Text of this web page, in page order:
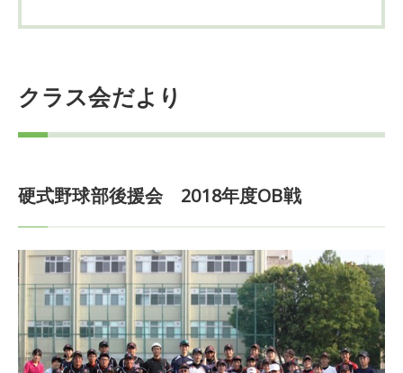
クラス会だより
硬式野球部後援会 2018年度OB戦